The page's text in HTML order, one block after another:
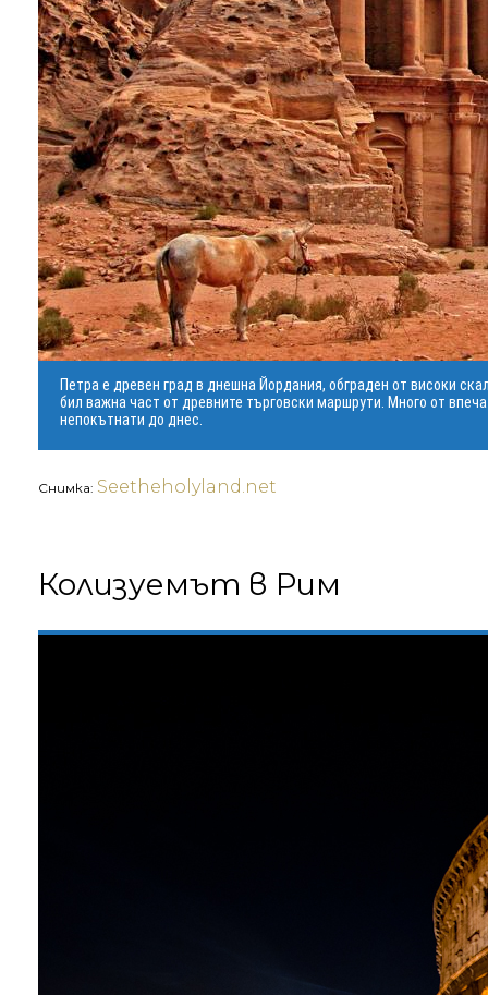
Петра е древен град в днешна Йордания, обграден от високи
бил важна част от древните търговски маршрути. Много от
непокътнати до днес.
Снимка: Seetheholyland.net
Колизуемът в Рим